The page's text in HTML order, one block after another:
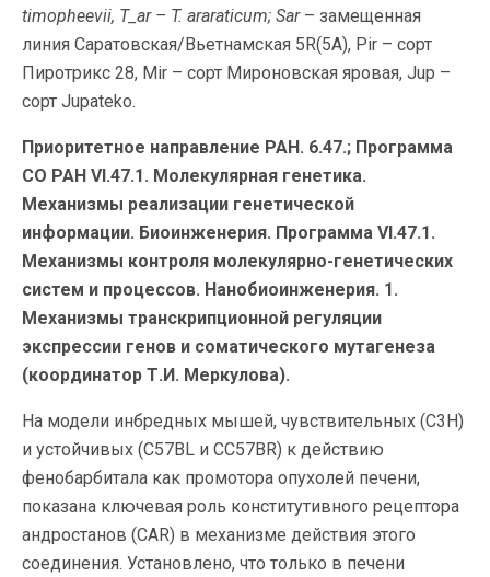
timopheevii, T_ar – T. araraticum; Sar– замещенная
линия Саратовская/Вьетнамская 5R(5A), Pir – сорт
Пиротрикс 28, Mir – сорт Мироновская яровая, Jup –
сорт Jupateko.
Приоритетное направление РАН. 6.47.; Программа
СО РАН VI.47.1. Молекулярная генетика.
Механизмы реализации генетической
информации. Биоинженерия. Программа VI.47.1.
Механизмы контроля молекулярно-генетических
систем и процессов. Нанобиоинженерия. 1.
Механизмы транскрипционной регуляции
экспрессии генов и соматического мутагенеза
(координатор Т.И. Меркулова).
На модели инбредных мышей, чувствительных (C3H)
и устойчивых (C57BL и CC57BR) к действию
фенобарбитала как промотора опухолей печени,
показана ключевая роль конститутивного рецептора
андростанов (CAR) в механизме действия этого
соединения. Установлено, что только в печени